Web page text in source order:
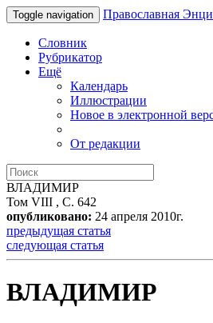
Toggle navigation Православная
Словник
Рубрикатор
Ещё
Календарь
Иллюстрации
Новое в электронной
От редакции
ВЛАДИМИР
Том VIII , С. 642
опубликовано: 24 апреля 2010г.
предыдущая статья
следующая статья
ВЛАДИМИР